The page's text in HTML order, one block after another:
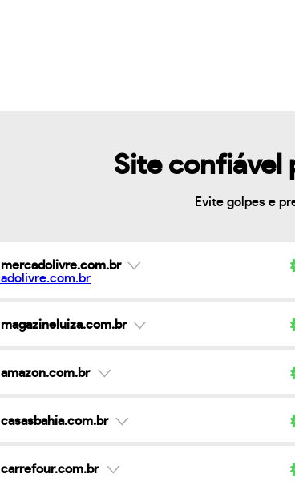
Site confiável
Evite golpes e
mercadolivre.com.br
magazineluiza.com.br
amazon.com.br
casasbahia.com.br
carrefour.com.br